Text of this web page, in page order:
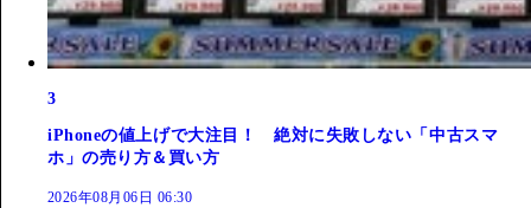
3
iPhoneの値上げで大注目！ 絶対に失敗しない「中古スマ
ホ」の売り方＆買い方
2026年08月06日 06:30